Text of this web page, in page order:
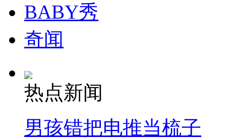
BABY秀
奇闻
热点新闻
男孩错把电推当梳子